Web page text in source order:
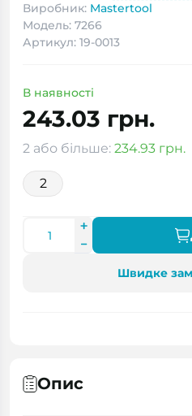
Виробник: Mastertool
Модель: 7266
Артикул: 19-0013
В наявності
243.03 грн.
2 або більше: 234.93 грн.
2
Швидке
Опис